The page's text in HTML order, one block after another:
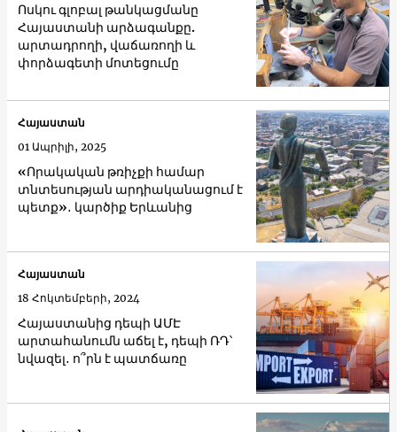
Ոսկու գլոբալ թանկացմանը
Հայաստանի արձագանքը.
արտադրողի, վաճառողի և
փորձագետի մոտեցումը
«Որակական թռիչքի համար
տնտեսության արդիականացում է
պետք»․ կարծիք Երևանից
Հայաստան
01 Ապրիլի, 2025
Հայաստանից դեպի ԱՄԷ
արտահանումն աճել է, դեպի ՌԴ՝
նվազել․ ո՞րն է պատճառը
Հայաստան
18 Հոկտեմբերի, 2024